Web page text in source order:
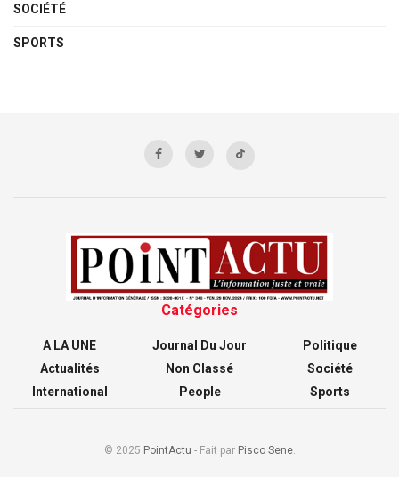
SOCIÉTÉ
SPORTS
Catégories
A LA UNE
Actualités
International
Journal Du Jour
Non Classé
People
Politique
Société
Sports
© 2025 PointActu - Fait par Pisco Sene.